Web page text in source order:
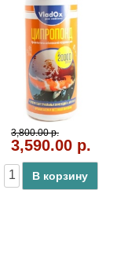
3,800.00 р.
3,590.00 р.
В корзину